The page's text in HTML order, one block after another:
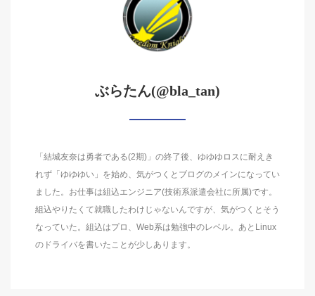
ぶらたん(@bla_tan)
「結城友奈は勇者である(2期)」の終了後、ゆゆゆロスに耐えき
れず「ゆゆゆい」を始め、気がつくとブログのメインになってい
ました。お仕事は組込エンジニア(技術系派遣会社に所属)です。
組込やりたくて就職したわけじゃないんですが、気がつくとそう
なっていた。組込はプロ、Web系は勉強中のレベル。あとLinux
のドライバを書いたことが少しあります。